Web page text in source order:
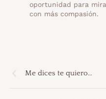
oportunidad para
con más compasión.
Me dices te quiero…